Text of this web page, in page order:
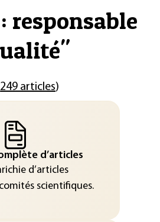
responsable
"
249 articles)
d’articles
d’articles
scientifiques.